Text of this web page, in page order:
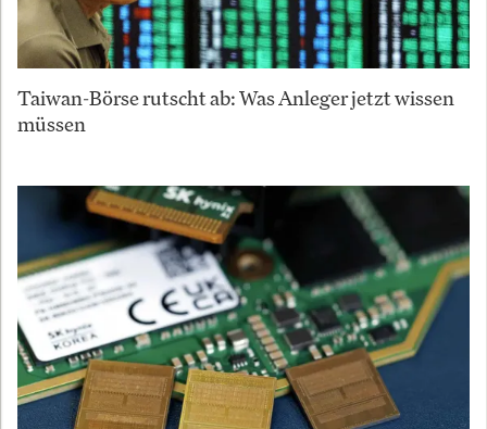
Taiwan-Börse rutscht ab: Was Anleger jetzt wissen
müssen